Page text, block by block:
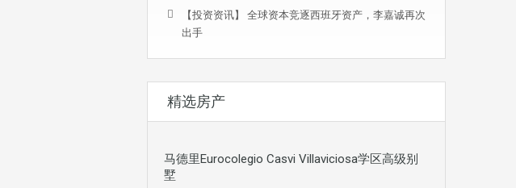
【投资资讯】 全球资本竞逐西班牙资产，李嘉诚再次
出手
精选房产
马德里Eurocolegio Casvi Villaviciosa学区高级别
墅